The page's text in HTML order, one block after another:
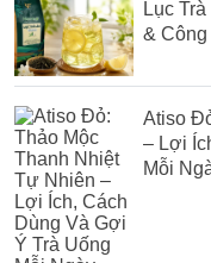
Lục
&
Atiso
– Lợi
Mỗi